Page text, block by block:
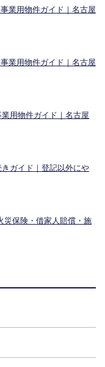
業用物件ガイド｜名古屋
業用物件ガイド｜名古屋
用物件ガイド｜名古屋
ガイド｜登記以外にや
災保険・借家人賠償・施